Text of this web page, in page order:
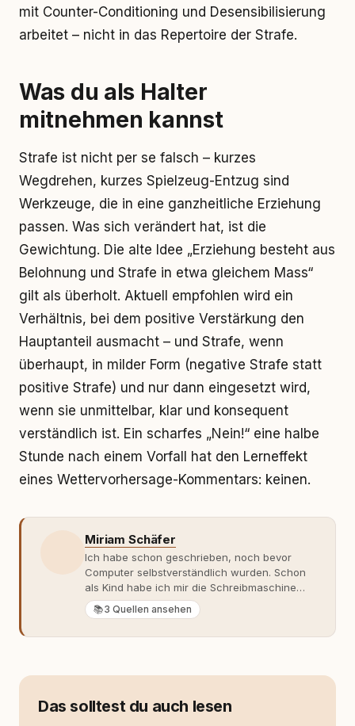
mit Counter-Conditioning und Desensibilisierung
arbeitet – nicht in das Repertoire der Strafe.
Was du als Halter
mitnehmen kannst
Strafe ist nicht per se falsch – kurzes
Wegdrehen, kurzes Spielzeug-Entzug sind
Werkzeuge, die in eine ganzheitliche Erziehung
passen. Was sich verändert hat, ist die
Gewichtung. Die alte Idee „Erziehung besteht aus
Belohnung und Strafe in etwa gleichem Mass“
gilt als überholt. Aktuell empfohlen wird ein
Verhältnis, bei dem positive Verstärkung den
Hauptanteil ausmacht – und Strafe, wenn
überhaupt, in milder Form (negative Strafe statt
positive Strafe) und nur dann eingesetzt wird,
wenn sie unmittelbar, klar und konsequent
verständlich ist. Ein scharfes „Nein!“ eine halbe
Stunde nach einem Vorfall hat den Lerneffekt
eines Wettervorhersage-Kommentars: keinen.
Miriam Schäfer
Ich habe schon geschrieben, noch bevor
Computer selbstverständlich wurden. Schon
als Kind habe ich mir die Schreibmaschine
meiner Eltern geschnappt und drauflos
getippt: Geschichten, Beobachtungen,
weniger guten Erfahrungen. Umso mehr hat
erlebt habe, wie verantwortungsvoll und
📚3 Quellen ansehen
Das solltest du auch lesen